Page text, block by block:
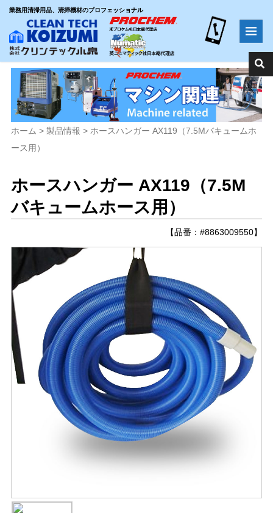
業務用清掃用品、清掃機材のプロフェッショナル
ホーム > 製品情報 > ホースハンガー AX119（7.5Mバキュームホ
ース用）
ホースハンガー AX119（7.5M
バキュームホース用）
【品番：#8863009550】